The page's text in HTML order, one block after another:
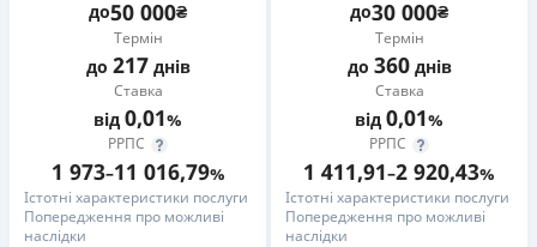
до50 000₴
Термін
до 217днів
Ставка
від 0,01%
РРПС
1 973–11 016,79%
Істотні характеристики послуги
Попередження про можливі
наслідки
до30 000₴
Термін
до 360днів
Ставка
від 0,01%
РРПС
1 411,91–2 920,43%
Істотні характеристики послуги
Попередження про можливі
наслідки